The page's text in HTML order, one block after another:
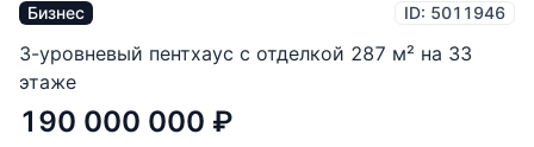
Бизнес ID: 5011946
3-уровневый пентхаус с отделкой 287 м² на 33
этаже
190 000 000 ₽